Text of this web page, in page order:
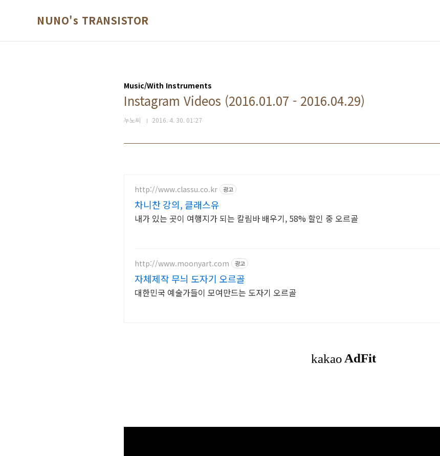
NUNO's TRANSISTOR
Music/With Instruments
Instagram Videos (2016.01.07 - 2016.04.29)
누노씨 2016. 4. 30. 01:27
http://www.classu.co.kr 광고
차니찬 강의, 클래스유
내가 있는 곳이 여행지가 되는 칼림바 배우기, 58% 할인 중 오르골
http://www.moonyart.com 광고
자체제작 무늬 도자기 오르골
대한민국 예술가들이 모여만드는 도자기 오르골